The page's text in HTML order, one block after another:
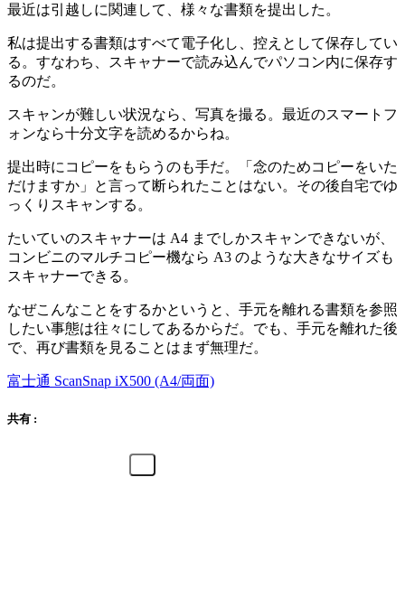
最近は引越しに関連して、様々な書類を提出した。
私は提出する書類はすべて電子化し、控えとして保存してい
る。すなわち、スキャナーで読み込んでパソコン内に保存す
るのだ。
スキャンが難しい状況なら、写真を撮る。最近のスマートフ
ォンなら十分文字を読めるからね。
提出時にコピーをもらうのも手だ。「念のためコピーをいた
だけますか」と言って断られたことはない。その後自宅でゆ
っくりスキャンする。
たいていのスキャナーは A4 までしかスキャンできないが、
コンビニのマルチコピー機なら A3 のような大きなサイズも
スキャナーできる。
なぜこんなことをするかというと、手元を離れる書類を参照
したい事態は往々にしてあるからだ。でも、手元を離れた後
で、再び書類を見ることはまず無理だ。
富士通 ScanSnap iX500 (A4/両面)
共有 :